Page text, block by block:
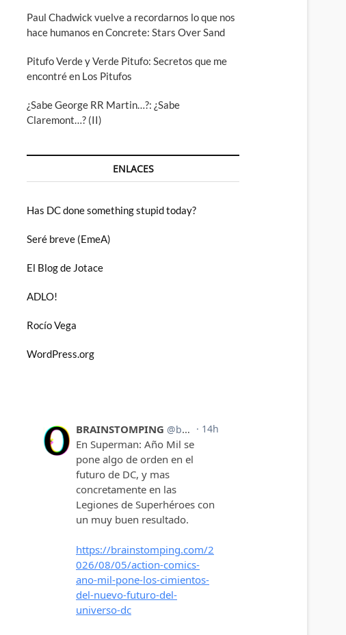
Paul Chadwick vuelve a recordarnos lo que nos
hace humanos en Concrete: Stars Over Sand
Pitufo Verde y Verde Pitufo: Secretos que me
encontré en Los Pitufos
¿Sabe George RR Martin…?: ¿Sabe
Claremont…? (II)
ENLACES
Has DC done something stupid today?
Seré breve (EmeA)
El Blog de Jotace
ADLO!
Rocío Vega
WordPress.org